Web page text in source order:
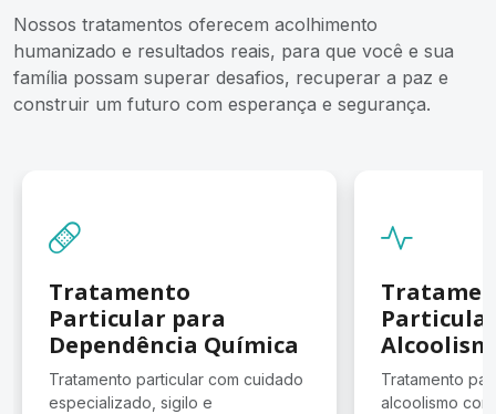
Nossos tratamentos oferecem acolhimento
humanizado e resultados reais, para que você e sua
família possam superar desafios, recuperar a paz e
construir um futuro com esperança e segurança.
Tratamento
Particular para
Dependência Química
Tratamento particular com cuidado
especializado, sigilo e
Tratamento
alcoolismo